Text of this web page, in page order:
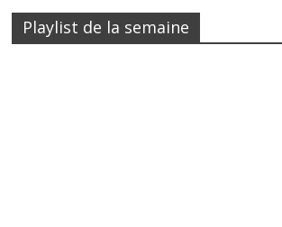
Playlist de la semaine